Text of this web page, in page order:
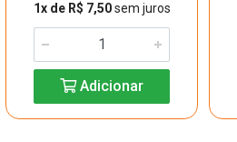
1x de R$ 7,50sem juros
Adicionar